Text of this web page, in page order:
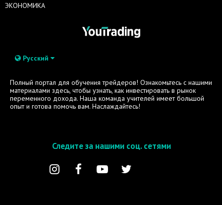
ЭКОНОМИКА
Русский
Полный портал для обучения трейдеров! Ознакомьтесь с нашими
материалами здесь, чтобы узнать, как инвестировать в рынок
переменного дохода. Наша команда учителей имеет большой
опыт и готова помочь вам. Наслаждайтесь!
Следите за нашими соц. сетями